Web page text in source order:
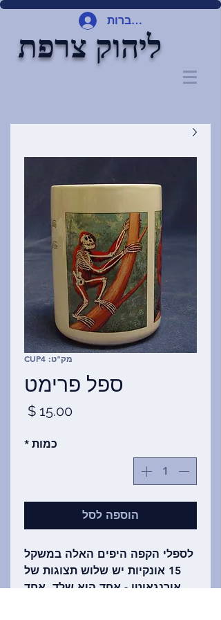
להתחברות
ליהוק צרפת
מק"ט: CUP4
ספל פרימט
כמות *
הוספה לסל
לספלי הקפה היפים האלה במשקל
15 אונקיות יש שלוש תצוגות של
אורנגאוטן - אחד הוא שלד, אחד